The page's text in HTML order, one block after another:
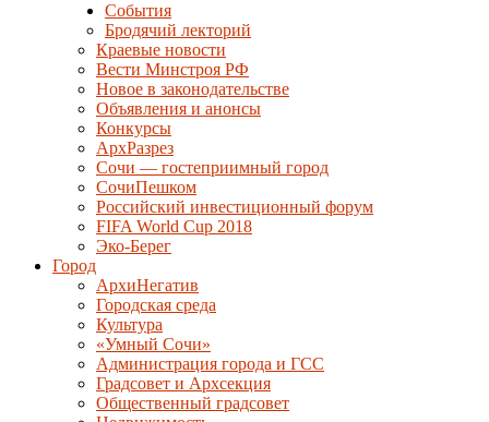
События
Бродячий лекторий
Краевые новости
Вести Минстроя РФ
Новое в законодательстве
Объявления и анонсы
Конкурсы
АрхРазрез
Сочи — гостеприимный город
СочиПешком
Российский инвестиционный форум
FIFA World Cup 2018
Эко-Берег
Город
АрхиНегатив
Городская среда
Культура
«Умный Сочи»
Администрация города и ГСС
Градсовет и Архсекция
Общественный градсовет